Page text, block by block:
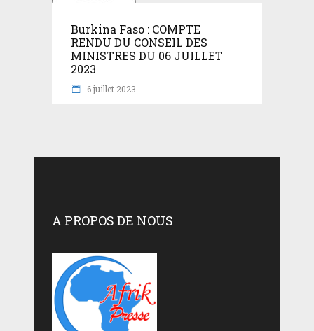
Burkina Faso : COMPTE
RENDU DU CONSEIL DES
MINISTRES DU 06 JUILLET
2023
6 juillet 2023
A PROPOS DE NOUS